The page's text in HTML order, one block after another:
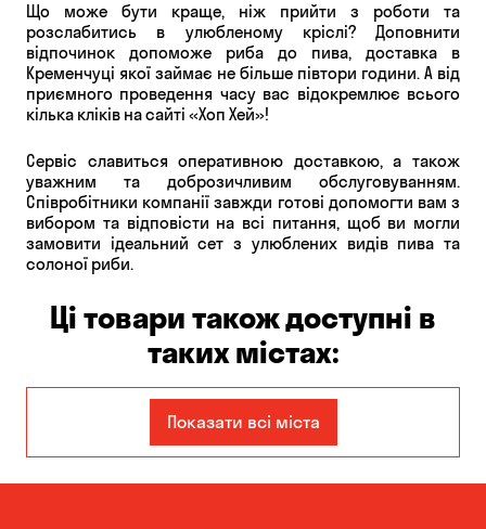
Що може бути краще, ніж прийти з роботи та
розслабитись в улюбленому кріслі? Доповнити
відпочинок допоможе риба до пива, доставка в
Кременчуці якої займає не більше півтори години. А від
приємного проведення часу вас відокремлює всього
кілька кліків на сайті «Хоп Хей»!
Сервіс славиться оперативною доставкою, а також
уважним та доброзичливим обслуговуванням.
Співробітники компанії завжди готові допомогти вам з
вибором та відповісти на всі питання, щоб ви могли
замовити ідеальний сет з улюблених видів пива та
солоної риби.
Ці товари також доступні в
таких містах:
Єлизаветівка
Авангард Бабурка
Показати всі міста